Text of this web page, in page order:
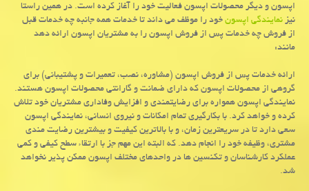
اپسون و دیگر محصولات اپسون فعالیت خود را آغاز کرده است. در همین راستا
نیزنمایندگی اپسونخود را موظف می داند تا خدمات همه جانبه چه خدمات قبل
از فروش چه خدمات پس از فروش اپسون را به مشتریان اپسون ارائه دهد
مانند:
ارائه خدمات پس از فروش اپسون (مشاوره، نصب، تعمیرات و پشتیبانی) برای
گروهی از محصولات اپسون که دارای ضمانت و گارانتی محصولات اپسون هستند.
نمایندگی اپسون همواره برای رضایتمندی و افزایش وفاداری مشتریان خود تلاش
کرده و خواهد کرد. با بکارگیری تمام امکانات و نیروی انسانی، نمایندگی اپسون
سعی دارد تا در سریعترین زمان، و با بالاترین کیفیت و بیشترین رضایت مندی
مشتری، وظیفه خود را انجام دهد. که البته این مهم جز با ارتقاء سطح کیفی و کمی
عملکرد کارشناسان و تکنسین ها در واحدهای مختلف اپسون ممکن پذیر نخواهد
شد.